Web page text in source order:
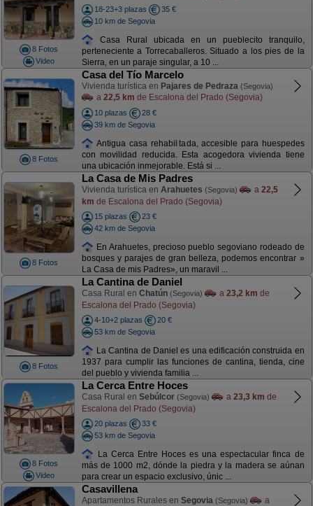
8 Fotos
Video
18-23+3 plazas
35 €
10 km de Segovia
Casa Rural ubicada en un pueblecito tranquilo,
perteneciente a Torrecaballeros. Situado a los pies de la
Sierra, en un paraje singular, a 10 ...
8 Fotos
Casa del Tío Marcelo
Vivienda turística en Pajares de Pedraza (Segovia)
a 22,5 km de Escalona del Prado (Segovia)
10 plazas
28 €
39 km de Segovia
Antigua casa rehabilitada, accesible para huespedes
con movilidad reducida. Esta acogedora vivienda tiene
una ubicación inmejorable. Está si ...
8 Fotos
La Casa de Mis Padres
Vivienda turística en Arahuetes (Segovia) a 22,5
km de Escalona del Prado (Segovia)
15 plazas
23 €
42 km de Segovia
En Arahuetes, precioso pueblo segoviano rodeado de
bosques y parajes de gran belleza, podemos encontrar »
La Casa de mis Padres», un maravil ...
8 Fotos
La Cantina de Daniel
Casa Rural en Chatún (Segovia) a 23,2 km de
Escalona del Prado (Segovia)
4-10+2 plazas
20 €
53 km de Segovia
La Cantina de Daniel es una edificación construida en
1937 para cumplir las funciones de cantina, tienda, cine
del pueblo y vivienda familia ...
8 Fotos
Video
La Cerca Entre Hoces
Casa Rural en Sebúlcor (Segovia) a 23,3 km de
Escalona del Prado (Segovia)
20 plazas
33 €
53 km de Segovia
La Cerca Entre Hoces es una espectacular finca de
más de 1000 m2, dónde la piedra y la madera se aúnan
para crear un espacio exclusivo, únic ...
Casavillena
Apartamentos Rurales en Segovia (Segovia)
a